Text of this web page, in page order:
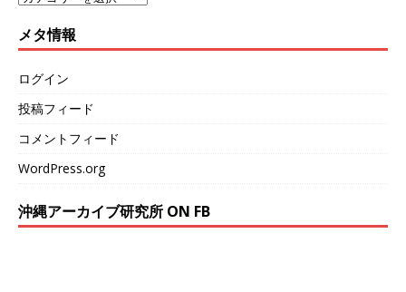
メタ情報
ログイン
投稿フィード
コメントフィード
WordPress.org
沖縄アーカイブ研究所 ON FB